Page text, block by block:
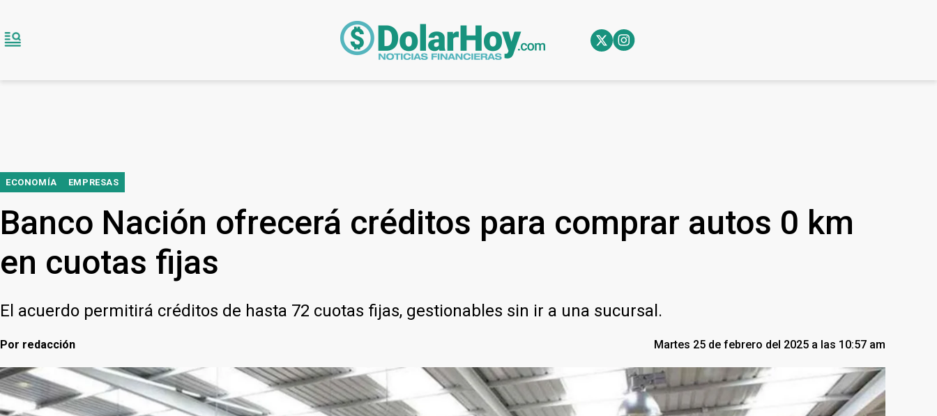
ECONOMÍA EMPRESAS
Banco Nación ofrecerá créditos para comprar autos 0 km
en cuotas fijas
El acuerdo permitirá créditos de hasta 72 cuotas fijas, gestionables sin ir a una sucursal.
Por redacción Martes 25 de febrero del 2025 a las 10:57 am